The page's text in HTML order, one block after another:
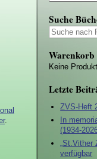
.
Suche
Warenkorb
Keine
Letzte
ZVS-Heft
In
(1934-
„St.Vither
verfügbar